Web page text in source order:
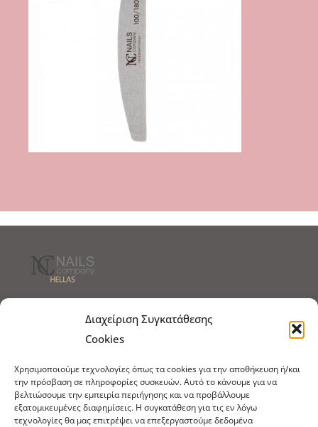
Διαχείριση Συγκατάθεσης
Cookies
Χρησιμοποιούμε τεχνολογίες όπως τα cookies για την αποθήκευση ή/και
την πρόσβαση σε πληροφορίες συσκευών. Αυτό το κάνουμε για να
βελτιώσουμε την εμπειρία περιήγησης και να προβάλλουμε
εξατομικευμένες διαφημίσεις. Η συγκατάθεση για τις εν λόγω
τεχνολογίες θα μας επιτρέψει να επεξεργαστούμε δεδομένα
Τρόποι Παραγγελίας
Πολιτική Cookies
Εμπόριο Ειδών Ονυχοπλαστικής, Καλλωπισμού
άκρων και αξεσουάρ